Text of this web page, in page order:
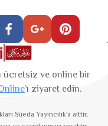
ücretsiz ve online bir
’ı ziyaret edin.
Süeda Yayıncılık'a aittir.